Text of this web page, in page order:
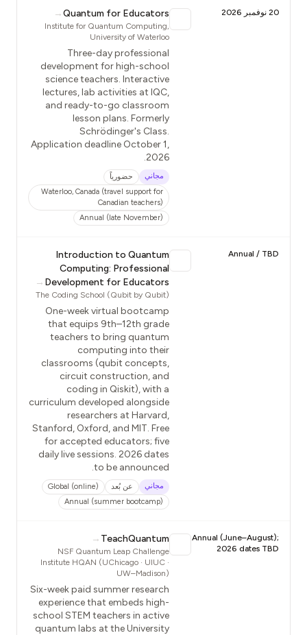
20 نوفمبر 2026 Quantum for Educators
→
Institute for Quantum Computing,
University of Waterloo
Three-day professional
development for high-school
science teachers. Interactive
lectures, lab activities at IQC,
and ready-to-go classroom
lesson plans. Formerly
Schrödinger's Class.
Application deadline October 1,
2026.
مجاني
حضورياً
Waterloo, Canada (travel support for
Canadian teachers)
Annual (late November)
Annual / TBD
Introduction to Quantum
Computing: Professional
Development for Educators
→
The Coding School (Qubit by Qubit)
One-week virtual bootcamp
that equips 9th–12th grade
teachers to bring quantum
computing into their
classrooms (qubit concepts,
circuit construction, and
coding in Qiskit), with a
curriculum developed alongside
researchers at Harvard,
Stanford, Oxford, and MIT. Free
for accepted educators; five
daily live sessions. 2026 dates
to be announced.
مجاني عن بُعد
Global (online)
Annual (summer bootcamp)
Annual (June–August);
2026 dates TBD
TeachQuantum
→
NSF Quantum Leap Challenge
Institute HQAN (UChicago · UIUC ·
UW–Madison)
Six-week paid summer research
experience that embeds high-
school STEM teachers in active
quantum labs at the University